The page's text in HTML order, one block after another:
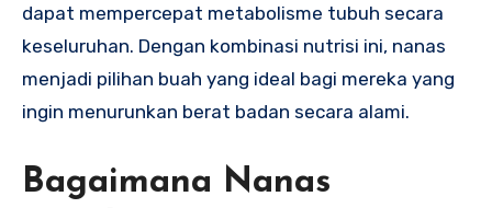
dapat mempercepat metabolisme tubuh secara
keseluruhan. Dengan kombinasi nutrisi ini, nanas
menjadi pilihan buah yang ideal bagi mereka yang
ingin menurunkan berat badan secara alami.
Bagaimana Nanas